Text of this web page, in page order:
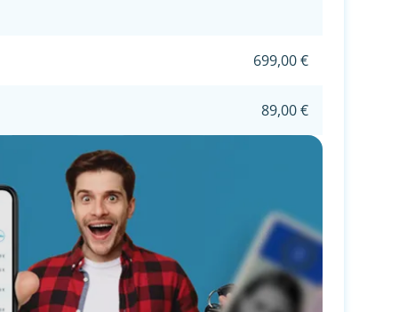
699,00 €
89,00 €